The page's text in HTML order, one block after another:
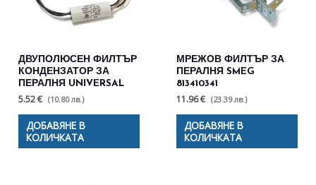
ДВУПОЛЮСЕН ФИЛТЪР
КОНДЕНЗАТОР ЗА
ПЕРАЛНЯ UNIVERSAL
5.52 € (10.80 лв.)
ДОБАВЯНЕ В
КОЛИЧКАТА
МРЕЖОВ ФИЛТЪР ЗА
ПЕРАЛНЯ SMEG
813410341
11.96 € (23.39 лв.)
ДОБАВЯНЕ В
КОЛИЧКАТА